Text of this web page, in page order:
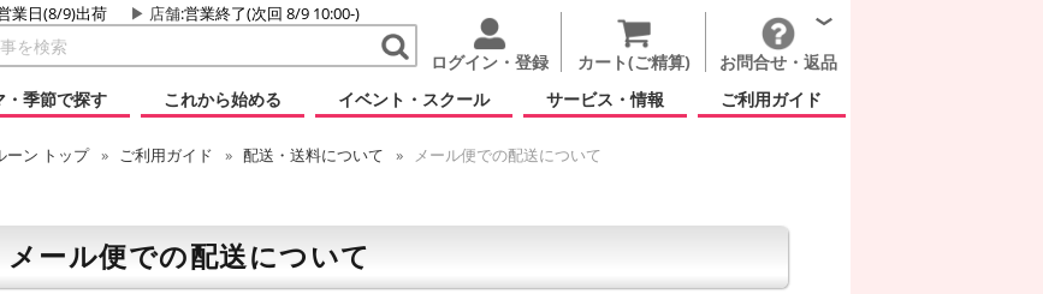
業日(8/9)出荷 店舗:営業終了(次回 8/9 10:00-)
ログイン・登録 カート(ご精算)
お問合せ・返品
・季節で探す
これから始める イベント・スクール サービス・情報 ご利用ガイド
ーン トップ ご利用ガイド 配送・送料について メール便での配送について
メール便での配送について